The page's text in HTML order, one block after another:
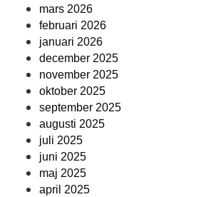
mars 2026
februari 2026
januari 2026
december 2025
november 2025
oktober 2025
september 2025
augusti 2025
juli 2025
juni 2025
maj 2025
april 2025